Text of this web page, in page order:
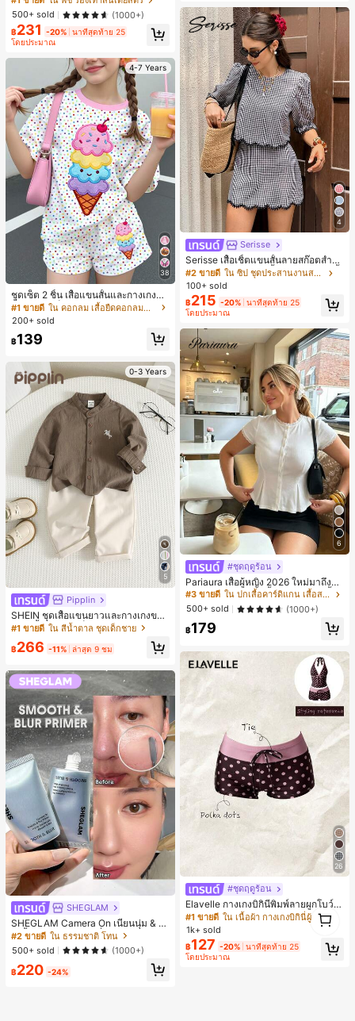
บโบว์และปักลายดอกไม้, รองเท้าแตะรั
ดส้นตาข่ายกลวงระบายอากาศได้สีดำ
สำหรับฤดูร้อน, รองเท้าแมรี่เจนทรงหัวเ
หลี่ยมกลิตเตอร์ ทรงกว้าง
500+ sold
(1000+)
฿231 -20% นาทีสุดท้าย 25
โดยประมาณ
4-7 Years
38
ชุดเซ็ต 2 ชิ้น เสื้อแขนสั้นและกางเกงขา
สั้นสำหรับเด็กผู้หญิง ลายไอศกรีมฤดูร้อ
น ลายจุดสีสันสดใส สไตล์หวานครีม สไ
เสื้อผ้าเด็กผู้หญิง Y2k คาวาอี้
#1 ขายดี
ใน คอกลม เสื้อยืดคอกลมสำหรับเด็กผู้หญิง
200+ sold
฿139
0-3 Years
5
Pipplin
SHEIN ชุดเสื้อแขนยาวและกางเกงขาย
าว 2 ชิ้น สำหรับเด็กทารกชาย/หญิง ยูนิ
เซ็กซ์ สไตล์วินเทจ ลำลอง ฤดูใบไม้ร่วง/
ฤดูหนาว ชุดเสื้อผ้าเด็กทารกชาย นุ่มนิ่
#1 ขายดี ใน สีน้ำตาล ชุดเด็กชาย
฿266 -11% ล่าสุด 9 ชม
SHEGLAM
SHEGLAM Camera On เนียนนุ่ม & เบ
ลอริ้วรอย ไพรเมอร์ เครื่องสำอางแบรน
ด์ความงามและเมคอัพสำหรับผู้หญิงแล
ะเด็กผู้หญิง
#2 ขายดี ใน ธรรมชาติ โทน
500+ sold
(1000+)
฿220 -24%
4
Serisse
Serisse เสื้อเชิ้ตแขนสั้นลายสก๊อตสำหรั
บผู้หญิงและกระโปรงสั้น ชุดลำลอง 2 ชิ้
น
#2 ขายดี
ใน ซิป ชุดประสานงานสตรี
100+ sold
฿215 -20% นาทีสุดท้าย 25
โดยประมาณ
6
#ชุดฤดูร้อน
Pariaura เสื้อผู้หญิง 2026 ใหม่มาถึงสีข
าวถักลายลูกไม้แขนสั้นกระดุมหน้าเสื้อเ
พพลัม - เสื้อเบลาส์ฤดูร้อนที่ยืดหยุ่นสูงเ
ข้ารูปพอดีตัวสำหรับใส่ในชีวิตประจำวั
น
#3 ขายดี
ใน ปกเสื้อคาร์ดิแกน เสื้อสตรี เสื้อเบลาส์ & Tee
500+ sold
(1000+)
฿179
26
#ชุดฤดูร้อน
Elavelle กางเกงบิกินี่พิมพ์ลายผูกโบว์เอ
วสูงสำหรับผู้หญิง, ฤดูใบไม้ผลิ/ฤดูร้อน
#1 ขายดี
ใน เนื้อผ้า กางเกงบิกินี่ผู้หญิง
1k+ sold
฿127 -20% นาทีสุดท้าย 25
โดยประมาณ
1